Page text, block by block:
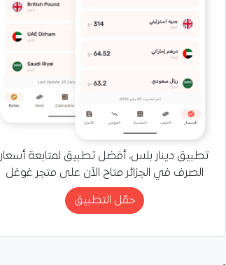
تطبيق دينار بلس، أفضل تطبيق لمتابعة أسعار
الصرف في الجزائر متاح الآن على متجر غوغل
حمّل التطبيق